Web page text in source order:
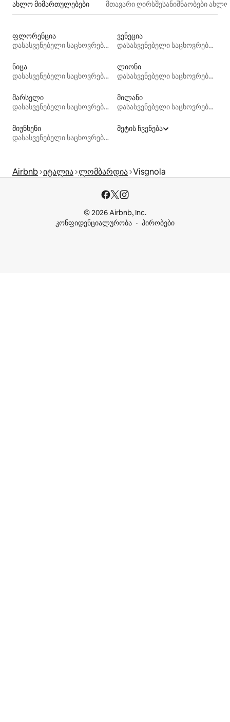
ახლო მიმართულებები მთავარი ღირსშესანიშნაობები
ფლორენცია
დასასვენებელი საცხოვრებლები
ვენეცია
დასასვენებელი საცხოვრებლები
ნიცა
დასასვენებელი საცხოვრებლები
ლიონი
დასასვენებელი საცხოვრებლები
მარსელი
დასასვენებელი საცხოვრებლები
მილანი
დასასვენებელი საცხოვრებლები
მიუნხენი
დასასვენებელი საცხოვრებლები
მეტის ჩვენება
Airbnb იტალია ლომბარდია Visgnola
© 2026 Airbnb, Inc.
კონფიდენციალურობა
პირობები